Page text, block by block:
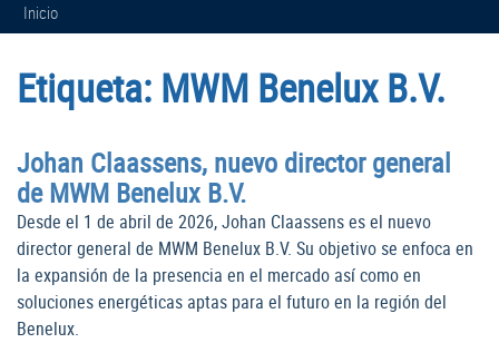
Inicio
Etiqueta: MWM Benelux B.V.
Johan Claassens, nuevo director general
de MWM Benelux B.V.
Desde el 1 de abril de 2026, Johan Claassens es el nuevo
director general de MWM Benelux B.V. Su objetivo se enfoca en
la expansión de la presencia en el mercado así como en
soluciones energéticas aptas para el futuro en la región del
Benelux.